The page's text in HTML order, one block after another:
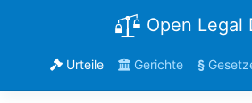
Open Legal
Urteile Gerichte §